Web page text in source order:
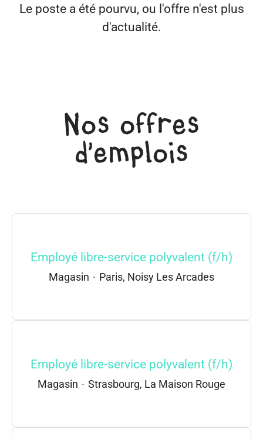
Le poste a été pourvu, ou l'offre n'est plus
d'actualité.
Nos offres
d'emplois
Employé libre-service polyvalent (f/h)
Magasin · Paris, Noisy Les Arcades
Employé libre-service polyvalent (f/h)
Magasin · Strasbourg, La Maison Rouge